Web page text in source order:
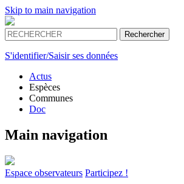
Skip to main navigation
S'identifier/Saisir ses données
Actus
Espèces
Communes
Doc
Main navigation
Espace observateurs Participez !